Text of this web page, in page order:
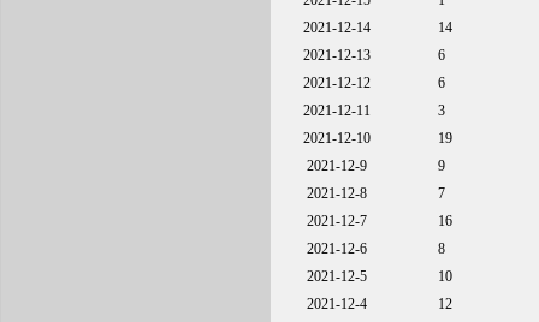
2021-12-14
14
2021-12-13
6
2021-12-12
6
2021-12-11
3
2021-12-10
19
2021-12-9
9
2021-12-8
7
2021-12-7
16
2021-12-6
8
2021-12-5
10
2021-12-4
12